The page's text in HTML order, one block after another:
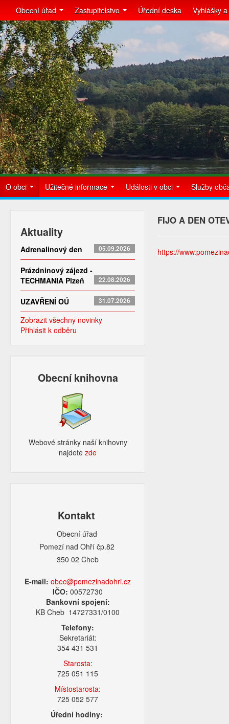
Obecní úřad Zastupitelstvo Úřední deska Vyhlášky
O obci Užitečné informace Události v obci Služby
Aktuality
Adrenalinový den 05.09.2026
Prázdninový zájezd -
TECHMANIA Plzeň
22.08.2026
UZAVŘENÍ OÚ 31.07.2026
Zobrazit všechny novinky
Přihlásit k odběru
Obecní knihovna
Webové stránky naší knihovny
najdetezde​
Kontakt
Obecní úřad
Pomezí nad Ohří čp.82
350 02 Cheb
E-mail: obec@pomezinadohri.cz
IČO:00572730
Bankovní spojení:
KB Cheb 14727331/0100
Telefony:
Sekretariát:
354 431 531
Starosta:
725 051 115
Místostarosta:
725 052 577
Úřední hodiny:
FIJO A DEN
https://